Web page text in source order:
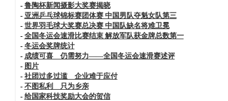
- 鲁陶杯新闻摄影大奖赛揭晓
- 亚洲乒乓球锦标赛团体赛 中国男队夺魁女队第三
- 世界羽毛球大奖赛总决赛 中国队缺名将难卫冕
- 全国冬运会速滑比赛结束 解放军队获金牌总数第一
- 冬运会奖牌统计
- 成绩可喜 仍需努力——全国冬运会速滑赛述评
- 图片
- 社团过多过滥 企业难于应付
- 不图私利 只为乡亲
- 给国家科技奖励大会的贺信